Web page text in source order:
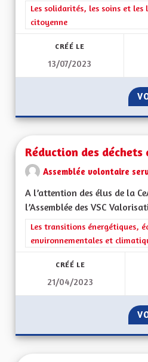
Filtrer les résultats de la
Les solidarités, les soins et
citoyenne
CRÉÉ LE
13/07/2023
Réduction des déchets
Assemblée volontaire
A l’attention des élus de la
l’Assemblée des VSC
Filtrer les résultats de la
Les transitions énergétiques,
environnementales et
CRÉÉ LE
21/04/2023